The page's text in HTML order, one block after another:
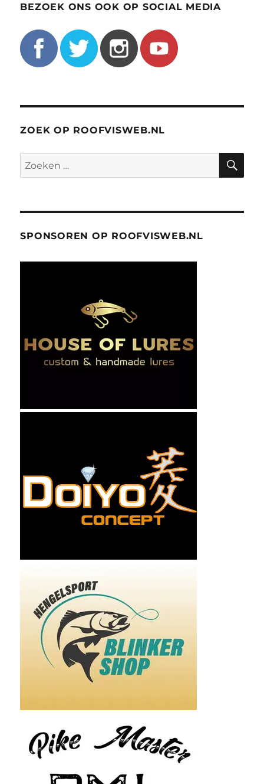
BEZOEK ONS OOK OP SOCIAL MEDIA
ZOEK OP ROOFVISWEB.NL
Zoeken
naar:
SPONSOREN OP ROOFVISWEB.NL